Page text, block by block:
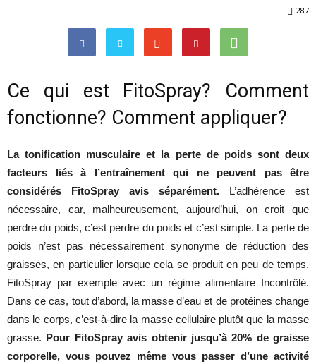
santé
et
une
mince
287
Ce qui est FitoSpray? Comment
fonctionne? Comment appliquer?
La tonification musculaire et la perte de poids sont deux
facteurs liés à l’entraînement qui ne peuvent pas être
considérés FitoSpray avis séparément. L’adhérence est
nécessaire, car, malheureusement, aujourd’hui, on croit que
perdre du poids, c’est perdre du poids et c’est simple. La perte de
poids n’est pas nécessairement synonyme de réduction des
graisses, en particulier lorsque cela se produit en peu de temps,
FitoSpray par exemple avec un régime alimentaire Incontrôlé.
Dans ce cas, tout d’abord, la masse d’eau et de protéines change
dans le corps, c’est-à-dire la masse cellulaire plutôt que la masse
grasse. Pour FitoSpray avis obtenir jusqu’à 20% de graisse
corporelle, vous pouvez même vous passer d’une activité